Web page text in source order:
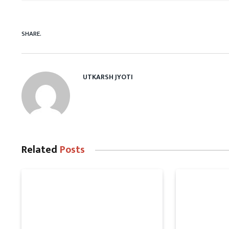
SHARE.
UTKARSH JYOTI
Related Posts